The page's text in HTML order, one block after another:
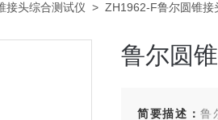
接头综合测试仪 > ZH1962-F鲁尔圆锥接
鲁尔圆
简要描述：鲁